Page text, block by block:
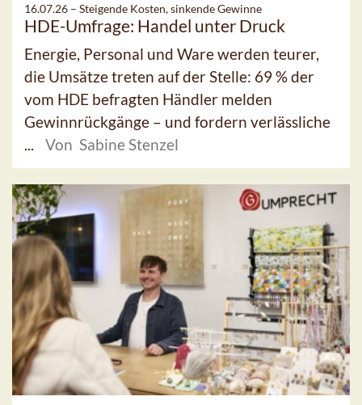
16.07.26 – Steigende Kosten, sinkende Gewinne
HDE-Umfrage: Handel unter Druck
Energie, Personal und Ware werden teurer,
die Umsätze treten auf der Stelle: 69 % der
vom HDE befragten Händler melden
Gewinnrückgänge – und fordern verlässliche
...
Von Sabine Stenzel